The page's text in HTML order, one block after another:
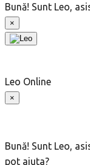
Bună! Sunt Leo,
×
Leo Online
×
Bună! Sunt Leo,
pot ajuta?